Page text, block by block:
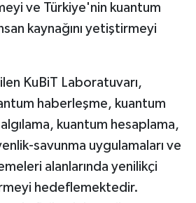
ve Türkiye'nin kuantum
kaynağını yetiştirmeyi
KuBiT Laboratuvarı,
haberleşme, kuantum
kuantum hesaplama,
savunma uygulamaları ve
alanlarında yenilikçi
hedeflemektedir.